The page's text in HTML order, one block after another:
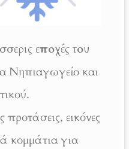
εποχές του
Νηπιαγωγείο και
προτάσεις, εικόνες
κομμάτια για